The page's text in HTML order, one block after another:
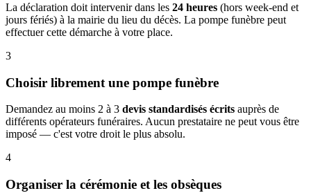
La déclaration doit intervenir dans les 24 heures (hors week-end et
jours fériés) à la mairie du lieu du décès. La pompe funèbre peut
effectuer cette démarche à votre place.
3
Choisir librement une pompe funèbre
Demandez au moins 2 à 3 devis standardisés écrits auprès de
différents opérateurs funéraires. Aucun prestataire ne peut vous être
imposé — c'est votre droit le plus absolu.
4
Organiser la cérémonie et les obsèques